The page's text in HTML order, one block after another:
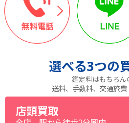
選べる3つの
鑑定料はもちろん
送料、手数料、交通旅費
店頭買取